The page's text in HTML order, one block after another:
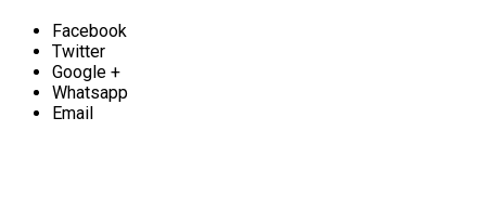
Facebook
Twitter
Google +
Whatsapp
Email